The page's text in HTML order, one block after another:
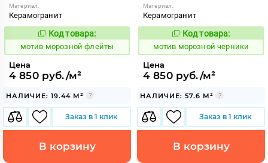
Материал:
Керамогранит
1038741
Код товара:
мотив морозной флейты
Цена
4 850 руб./м²
НАЛИЧИЕ: 19.44 М²
Заказ в 1 клик
В корзину
Материал:
Керамогранит
1038744
Код товара:
мотив морозной черники
Цена
4 850 руб./м²
НАЛИЧИЕ: 57.6 М²
Заказ в 1 клик
В корзину